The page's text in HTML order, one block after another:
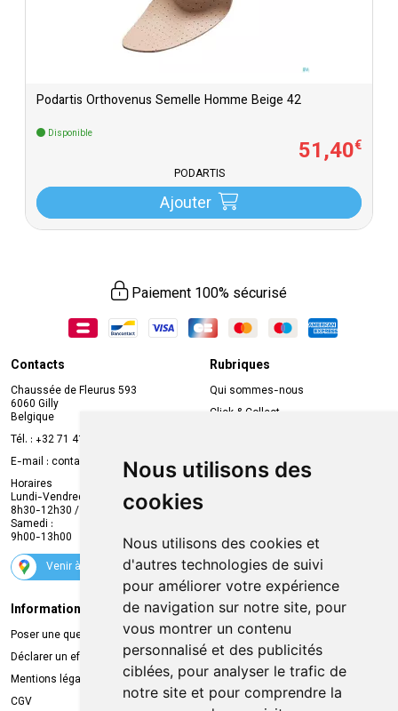
Nous utilisons des
cookies
Nous utilisons des cookies et
d'autres technologies de suivi
pour améliorer votre expérience
de navigation sur notre site, pour
vous montrer un contenu
personnalisé et des publicités
ciblées, pour analyser le trafic de
notre site et pour comprendre la
Podartis Orthovenus Semelle Homme Beige 42
Disponible
51,40€
PODARTIS
Ajouter
Paiement 100% sécurisé
Contacts
Chaussée de Fleurus 593
6060 Gilly
Belgique
Tél. : +32 71 41 32 10
E-mail : contact
mvapharma.be
Horaires
Lundi-Vendredi :
8h30-12h30 / 13h30-18h30
Samedi :
9h00-13h00
Venir à la pharmacie
Rubriques
Qui sommes-nous
Click & Collect
Compte professionnel
Envoi d’ordonnance
Suivez-nous
Informations légales
Poser une question
Déclarer un effet indésirable
Mentions légales
CGV
Livraison
Retrait à la pharmacie
Livraison chez vous
Livraison dans un Point Relais